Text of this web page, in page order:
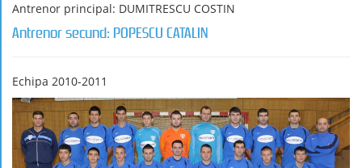
Antrenor principal: DUMITRESCU COSTIN
Antrenor secund: POPESCU CATALIN
Echipa 2010-2011